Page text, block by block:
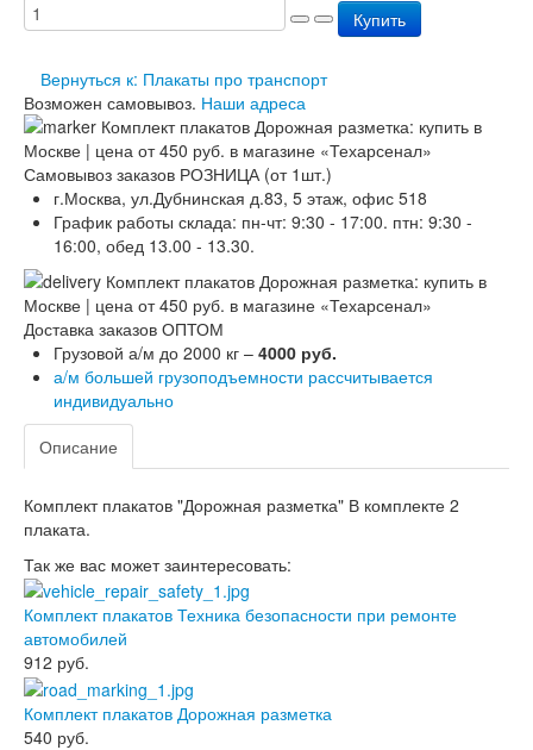
Оплата
О нас
Статьи
Публичная оферта
Сертификаты
Вопрос-Ответ
Контакты
Купить
Вернуться к: Плакаты про транспорт
Возможен самовывоз. Наши адреса
Самовывоз заказов РОЗНИЦА (от 1шт.)
г.Москва, ул.Дубнинская д.83, 5 этаж, офис 518
График работы склада: пн-чт: 9:30 - 17:00. птн: 9:30 -
16:00, обед 13.00 - 13.30.
Доставка заказов ОПТОМ
Грузовой а/м до 2000 кг – 4000 руб.
а/м большей грузоподъемности рассчитывается
индивидуально
Описание
Комплект плакатов "Дорожная разметка" В комплекте 2
плаката.
Так же вас может заинтересовать:
Комплект плакатов Техника безопасности при ремонте
автомобилей
912 руб.
Комплект плакатов Дорожная разметка
540 руб.